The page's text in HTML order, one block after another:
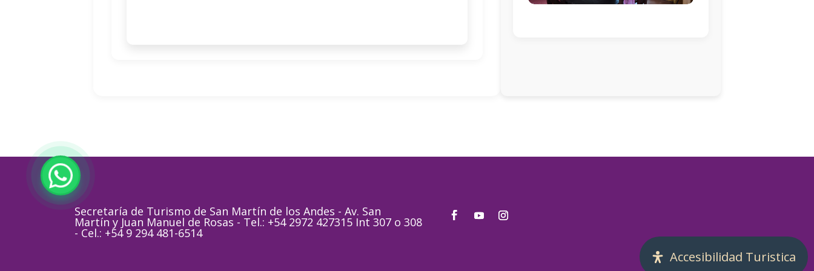
Secretaría de Turismo de San Martín de los Andes - Av. San
Martín y Juan Manuel de Rosas - Tel.: +54 2972 427315 Int 307 o 308
- Cel.: +54 9 294 481-6514
Accesibilidad Turistica